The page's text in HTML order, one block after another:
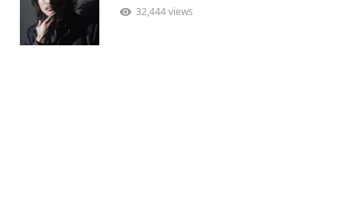
32,444 views